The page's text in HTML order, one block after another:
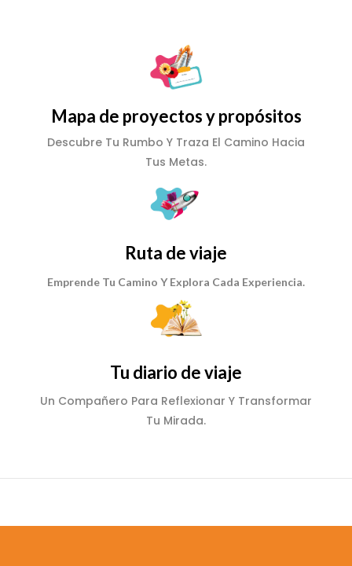
Mapa de proyectos y propósitos
Descubre Tu Rumbo Y Traza El Camino Hacia
Tus Metas.
Ruta de viaje
Emprende Tu Camino Y Explora Cada Experiencia.
Tu diario de viaje
Un Compañero Para Reflexionar Y Transformar
Tu Mirada.